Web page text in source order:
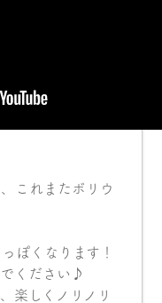
これまたボリウ
ぽくなります！
ください♪
楽しくノリノリ